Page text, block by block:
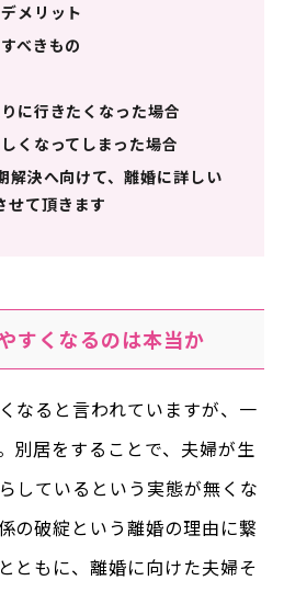
メリット
べきもの
に行きたくなった場合
くなってしまった場合
解決へ向けて、離婚に詳しい
せて頂きます
すくなるのは本当か
なると言われていますが、一
別居をすることで、夫婦が生
しているという実態が無くな
の破綻という離婚の理由に繋
ともに、離婚に向けた夫婦そ